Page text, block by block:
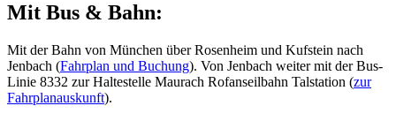
Mit Bus & Bahn:
Mit der Bahn von München über Rosenheim und Kufstein nach
Jenbach (Fahrplan und Buchung). Von Jenbach weiter mit der Bus-
Linie 8332 zur Haltestelle Maurach Rofanseilbahn Talstation (zur
Fahrplanauskunft).